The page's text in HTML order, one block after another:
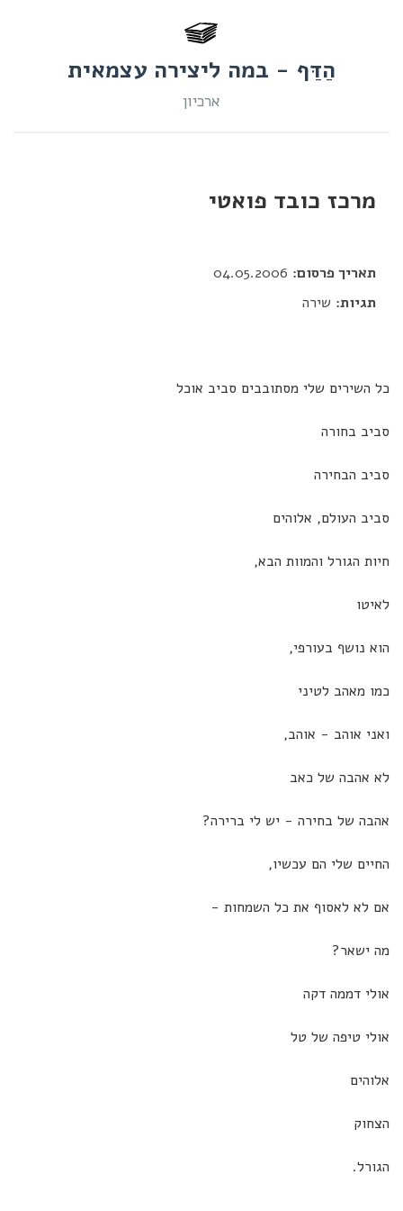
הַדַּף - במה ליצירה עצמאית
ארכיון
מרכז כובד פואטי
תאריך פרסום:
תגיות: שירה
כל השירים שלי מסתובבים סביב אוכל
סביב בחורה
סביב הבחירה
סביב העולם, אלוהים
חיות הגורל והמוות הבא,
לאיטו
הוא נושף בעורפי,
כמו מאהב לטיני
ואני אוהב - אוהב,
לא אהבה של כאב
אהבה של בחירה - יש לי ברירה?
החיים שלי הם עכשיו,
אם לא לאסוף את כל השמחות -
מה ישאר?
אולי דממה דקה
אולי טיפה של טל
אלוהים
הצחוק
הגורל.